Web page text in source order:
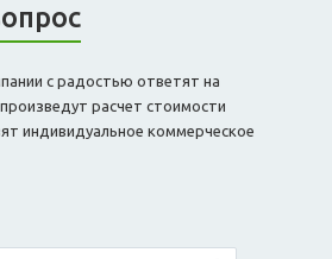
с радостью ответят на
расчет стоимости
индивидуальное коммерческое